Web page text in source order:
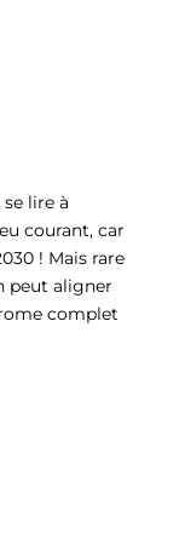
lire à
courant, car
! Mais rare
peut aligner
complet